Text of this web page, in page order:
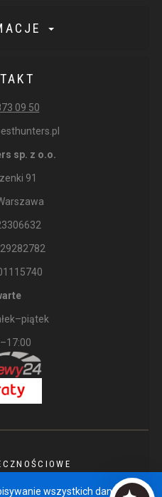
09 50
sp. z o.o.
91
wszystkich danych